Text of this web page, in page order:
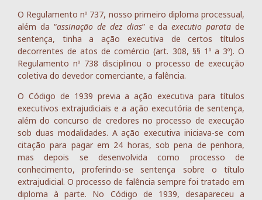
O Regulamento nº 737, nosso primeiro diploma processual,
além da “assinação de dez dias” e da executio paratade
sentença, tinha a ação executiva de certos títulos
decorrentes de atos de comércio (art. 308, §§ 1º a 3º). O
Regulamento nº 738 disciplinou o processo de execução
coletiva do devedor comerciante, a falência.
O Código de 1939 previa a ação executiva para títulos
executivos extrajudiciais e a ação executória de sentença,
além do concurso de credores no processo de execução
sob duas modalidades. A ação executiva iniciava-se com
citação para pagar em 24 horas, sob pena de penhora,
mas depois se desenvolvida como processo de
conhecimento, proferindo-se sentença sobre o título
extrajudicial. O processo de falência sempre foi tratado em
diploma à parte. No Código de 1939, desapareceu a